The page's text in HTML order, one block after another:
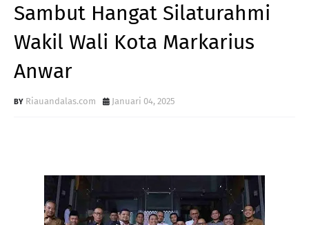
Sambut Hangat Silaturahmi
Wakil Wali Kota Markarius
Anwar
Riauandalas.com Januari 04, 2025